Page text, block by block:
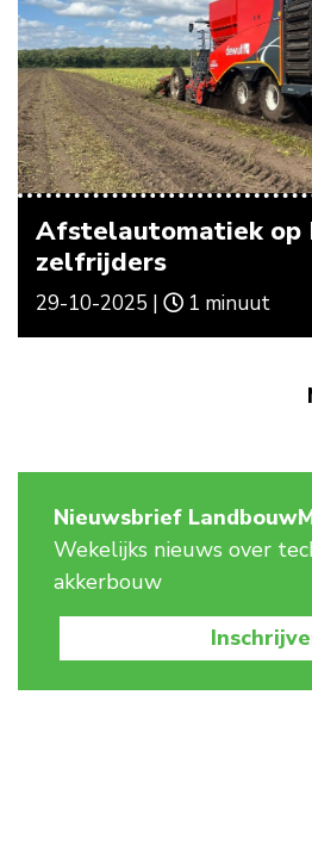
Afstelautomatiek op
zelfrijders
29-10-2025 | 1 minuut
Nieuwsbrief
Wekelijks nieuws over
akkerbouw